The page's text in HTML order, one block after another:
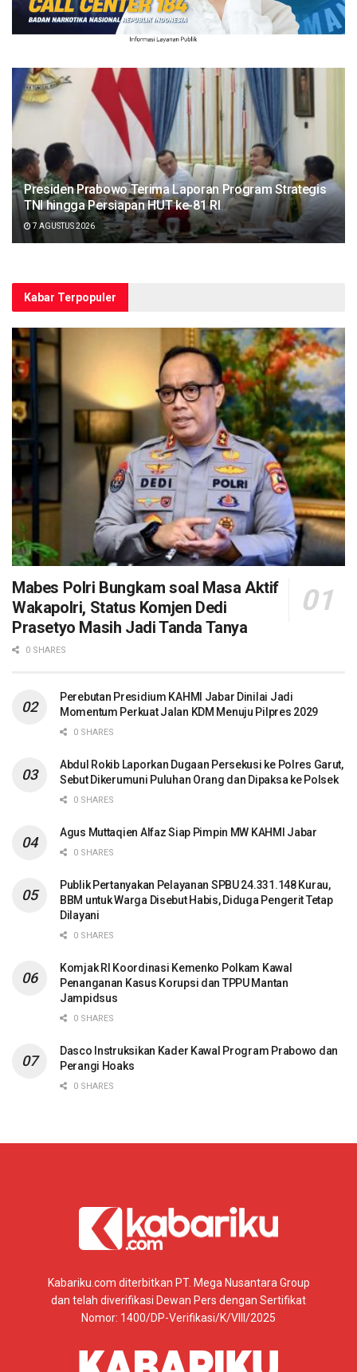
Presiden Prabowo Terima Laporan Program Strategis
TNI hingga Persiapan HUT ke-81 RI
7 AGUSTUS 2026
Kabar Terpopuler
Mabes Polri Bungkam soal Masa Aktif
Wakapolri, Status Komjen Dedi
Prasetyo Masih Jadi Tanda Tanya
0 SHARES
Perebutan Presidium KAHMI Jabar Dinilai Jadi
Momentum Perkuat Jalan KDM Menuju Pilpres 2029
0 SHARES
Abdul Rokib Laporkan Dugaan Persekusi ke Polres Garut,
Sebut Dikerumuni Puluhan Orang dan Dipaksa ke Polsek
0 SHARES
Agus Muttaqien Alfaz Siap Pimpin MW KAHMI Jabar
0 SHARES
Publik Pertanyakan Pelayanan SPBU 24.331.148 Kurau,
BBM untuk Warga Disebut Habis, Diduga Pengerit Tetap
Dilayani
0 SHARES
Komjak RI Koordinasi Kemenko Polkam Kawal
Penanganan Kasus Korupsi dan TPPU Mantan
Jampidsus
0 SHARES
Dasco Instruksikan Kader Kawal Program Prabowo dan
Perangi Hoaks
0 SHARES
Kabariku.com diterbitkan PT. Mega Nusantara Group
dan telah diverifikasi Dewan Pers dengan Sertifikat
Nomor: 1400/DP-Verifikasi/K/VIII/2025